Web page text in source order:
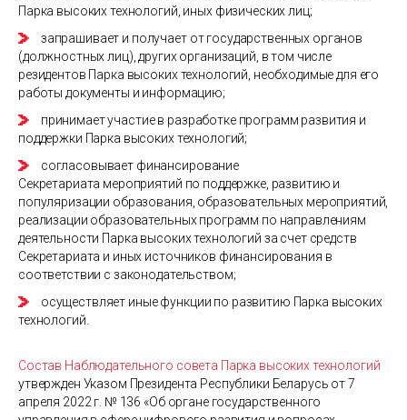
Парка высоких технологий, иных физических лиц;
запрашивает и получает от государственных органов
(должностных лиц), других организаций, в том числе
резидентов Парка высоких технологий, необходимые для его
работы документы и информацию;
принимает участие в разработке программ развития и
поддержки Парка высоких технологий;
согласовывает финансирование
Секретариата мероприятий по поддержке, развитию и
популяризации образования, образовательных мероприятий,
реализации образовательных программ по направлениям
деятельности Парка высоких технологий за счет средств
Секретариата и иных источников финансирования в
соответствии с законодательством;
осуществляет иные функции по развитию Парка высоких
технологий.
Состав Наблюдательного совета Парка высоких технологий
утвержден Указом Президента Республики Беларусь от 7
апреля 2022 г. № 136 «Об органе государственного